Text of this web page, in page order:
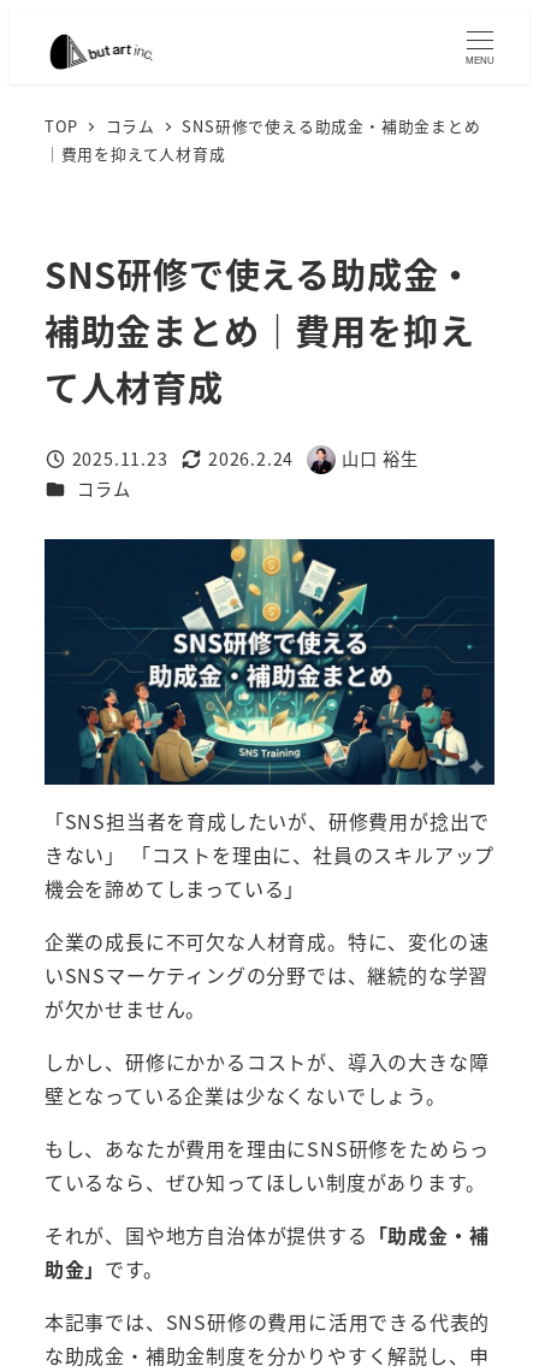
MENU
TOP コラム
SNS研修で使える助成金・補助金まとめ
｜費用を抑えて人材育成
SNS研修で使える助成金・
補助金まとめ｜費用を抑え
て人材育成
投稿日
2025.11.23
更新日
2026.2.24
著
山口 裕生
カテゴリー
コラム
「SNS担当者を育成したいが、研修費用が捻出で
きない」 「コストを理由に、社員のスキルアップ
機会を諦めてしまっている」
企業の成長に不可欠な人材育成。特に、変化の速
いSNSマーケティングの分野では、継続的な学習
が欠かせません。
しかし、研修にかかるコストが、導入の大きな障
壁となっている企業は少なくないでしょう。
もし、あなたが費用を理由にSNS研修をためらっ
ているなら、ぜひ知ってほしい制度があります。
それが、国や地方自治体が提供する 「助成金・補
助金」 です。
本記事では、SNS研修の費用に活用できる代表的
な助成金・補助金制度を分かりやすく解説し、申